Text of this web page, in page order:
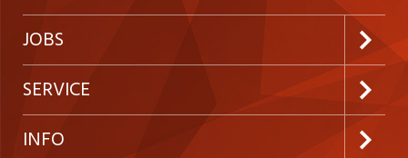
JOBS
Jobabo abonnieren
Neue Stellen
SERVICE
Kundenlogin
INFO